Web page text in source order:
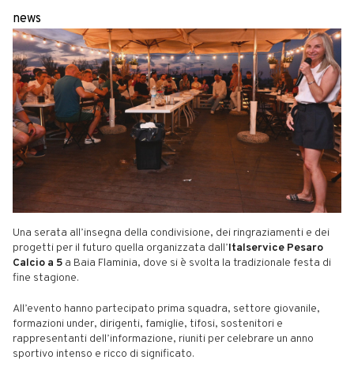
news
Una serata all’insegna della condivisione, dei ringraziamenti e dei
progetti per il futuro quella organizzata dall’Italservice Pesaro
Calcio a 5 a Baia Flaminia, dove si è svolta la tradizionale festa di
fine stagione.
All’evento hanno partecipato prima squadra, settore giovanile,
formazioni under, dirigenti, famiglie, tifosi, sostenitori e
rappresentanti dell’informazione, riuniti per celebrare un anno
sportivo intenso e ricco di significato.